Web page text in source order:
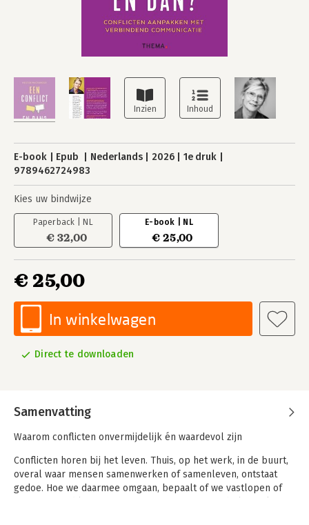
E-book Epub Nederlands 2026
1e druk
9789462724983
Kies uw bindwijze
Paperback | NL
€ 32,00
E-book | NL
€ 25,00
€ 25,00
In winkelwagen
Direct te downloaden
Samenvatting
Waarom conflicten onvermijdelijk én waardevol zijn
Conflicten horen bij het leven. Thuis, op het werk, in de buurt,
overal waar mensen samenwerken of samenleven, ontstaat
gedoe. Hoe we daarmee omgaan, bepaalt of we vastlopen of